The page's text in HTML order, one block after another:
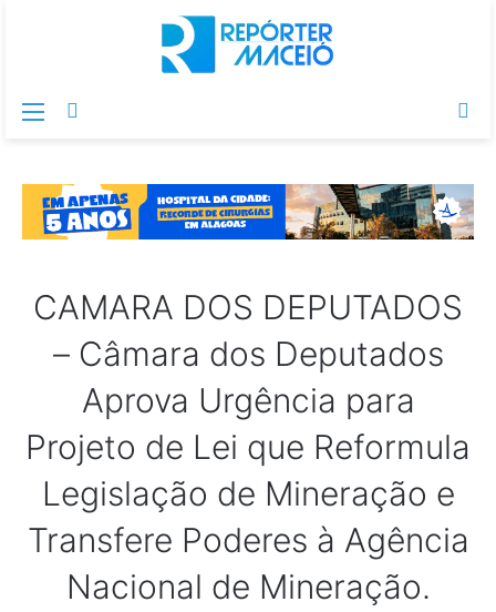
Menu
CAMARA DOS DEPUTADOS
– Câmara dos Deputados
Aprova Urgência para
Projeto de Lei que Reformula
Legislação de Mineração e
Transfere Poderes à Agência
Nacional de Mineração.